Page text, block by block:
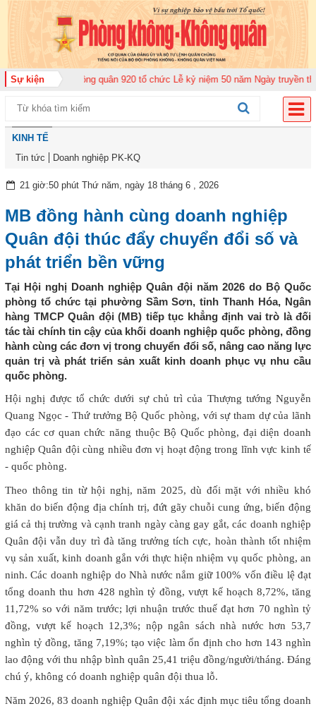
Sự kiện
đoàn Không quân 920 tổ chức Lễ kỷ niệm 50 năm Ngày truyền thống
KINH TẾ
Tin tức
Doanh nghiệp PK-KQ
21 giờ:50 phút Thứ năm, ngày 18 tháng 6 , 2026
MB đồng hành cùng doanh nghiệp
Quân đội thúc đẩy chuyển đổi số và
phát triển bền vững
Tại Hội nghị Doanh nghiệp Quân đội năm 2026 do Bộ Quốc
phòng tổ chức tại phường Sầm Sơn, tỉnh Thanh Hóa, Ngân
hàng TMCP Quân đội (MB) tiếp tục khẳng định vai trò là đối
tác tài chính tin cậy của khối doanh nghiệp quốc phòng, đồng
hành cùng các đơn vị trong chuyển đổi số, nâng cao năng lực
quản trị và phát triển sản xuất kinh doanh phục vụ nhu cầu
quốc phòng.
Hội nghị được tổ chức dưới sự chủ trì của Thượng tướng Nguyễn
Quang Ngọc - Thứ trưởng Bộ Quốc phòng, với sự tham dự của lãnh
đạo các cơ quan chức năng thuộc Bộ Quốc phòng, đại diện doanh
nghiệp Quân đội cùng nhiều đơn vị hoạt động trong lĩnh vực kinh tế
- quốc phòng.
Theo thông tin từ hội nghị, năm 2025, dù đối mặt với nhiều khó
khăn do biến động địa chính trị, đứt gãy chuỗi cung ứng, biến động
giá cả thị trường và cạnh tranh ngày càng gay gắt, các doanh nghiệp
Quân đội vẫn duy trì đà tăng trưởng tích cực, hoàn thành tốt nhiệm
vụ sản xuất, kinh doanh gắn với thực hiện nhiệm vụ quốc phòng, an
ninh. Các doanh nghiệp do Nhà nước nắm giữ 100% vốn điều lệ đạt
tổng doanh thu hơn 428 nghìn tỷ đồng, vượt kế hoạch 8,72%, tăng
11,72% so với năm trước; lợi nhuận trước thuế đạt hơn 70 nghìn tỷ
đồng, vượt kế hoạch 12,3%; nộp ngân sách nhà nước hơn 53,7
nghìn tỷ đồng, tăng 7,19%; tạo việc làm ổn định cho hơn 143 nghìn
lao động với thu nhập bình quân 25,41 triệu đồng/người/tháng. Đáng
chú ý, không có doanh nghiệp quân đội thua lỗ.
Năm 2026, 83 doanh nghiệp Quân đội xác định mục tiêu tổng doanh